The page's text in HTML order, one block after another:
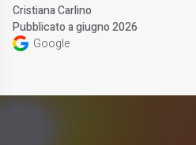
Cristiana Carlino
Pubblicato a giugno 2026
Google